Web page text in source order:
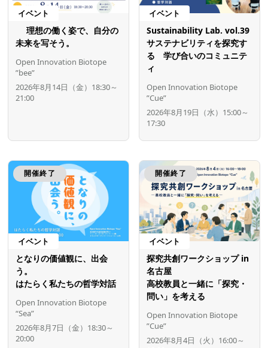
イベント
理想の働く姿で、自分の
未来を写そう。
Open Innovation Biotope
”bee”
2026年8月14日（金）18:30～
21:00
イベント
Sustainability Lab. vol.39
サステナビリティを探究す
る 学び合いのコミュニテ
ィ
Open Innovation Biotope
”Cue”
2026年8月19日（水）15:00～
17:30
開催終了
イベント
となりの価値観に、出会
う。
はたらく私たちの哲学対話
Open Innovation Biotope
“Sea”
2026年8月7日（金）18:30～
20:00
開催終了
イベント
探究共創ワークショップ in
名古屋
高校教員と一緒に「探究・
問い」を考える
Open Innovation Biotope
”Cue”
2026年8月4日（火）16:00～